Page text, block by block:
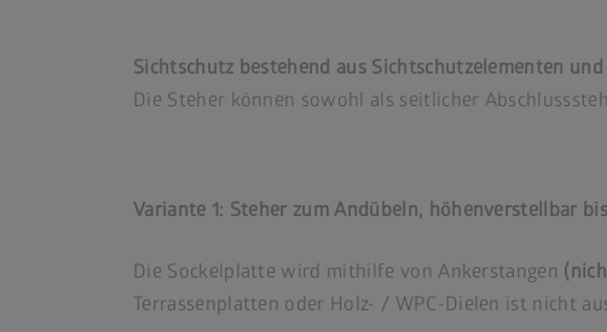
Sichtschutz bestehend aus Sichtschutzelementen
Die Steher können sowohl als seitlicher
Variante 1: Steher zum Andübeln, höhenverstellbar
Die Sockelplatte wird mithilfe von Ankerstangen
Terrassenplatten oder Holz- / WPC-Dielen ist nicht